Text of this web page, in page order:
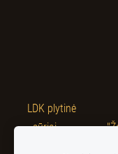
LDK plytinė
sūriai